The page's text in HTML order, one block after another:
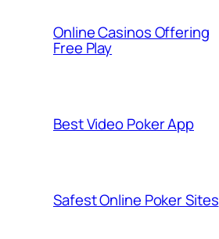
Online Casinos Offering
Free Play
Best Video Poker App
Safest Online Poker Sites